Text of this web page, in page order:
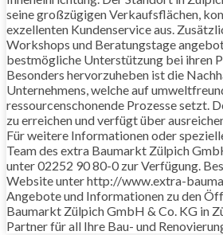
seine großzügigen Verkaufsflächen,
exzellenten Kundenservice aus.
Workshops und Beratungstage
bestmögliche Unterstützung bei ihren
Besonders hervorzuheben ist die
Unternehmens, welche auf
ressourcenschonende Prozesse setzt.
zu erreichen und verfügt über
Für weitere Informationen oder
Team des extra Baumarkt Zülpich
unter 02252 90 80-0 zur Verfügung.
Website unter http://www.extra-
Angebote und Informationen zu den
Baumarkt Zülpich GmbH & Co. KG in
Partner für all Ihre Bau- und